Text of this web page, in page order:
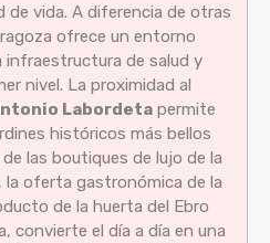
de vida. A diferencia de otras
ofrece un entorno
infraestructura de salud y
nivel. La proximidad al
Labordeta permite
históricos más bellos
las boutiques de lujo de la
la oferta gastronómica de la
de la huerta del Ebro
convierte el día a día en una